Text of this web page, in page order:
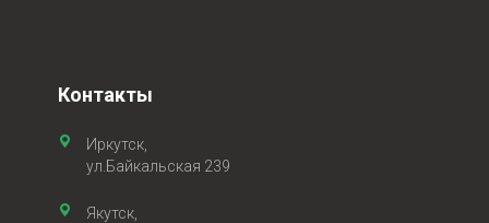
Контакты
Иркутск,
ул.Байкальская 239
Якутск,